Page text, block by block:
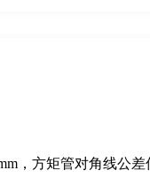
，方矩管对角线公差